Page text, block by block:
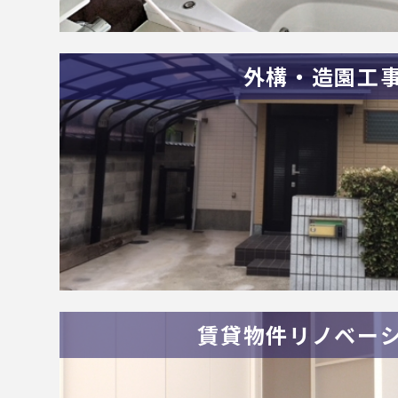
外構・造園工
賃貸物件リノベー